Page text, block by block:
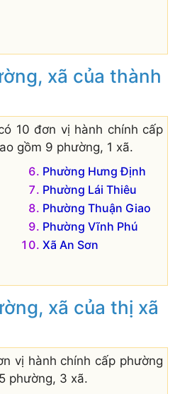
xã của thành
10 đơn vị hành chính cấp
gồm 9 phường, 1 xã.
Phường Hưng Định
Phường Lái Thiêu
Phường Thuận Giao
Phường Vĩnh Phú
Xã An Sơn
xã của thị xã
vị hành chính cấp phường
phường, 3 xã.